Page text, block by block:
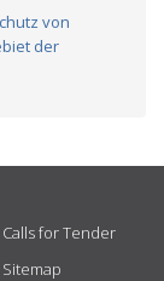
von
der
Calls for Tender
Sitemap